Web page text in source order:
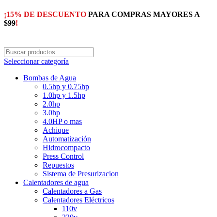
¡15% DE DESCUENTO PARA COMPRAS MAYORES A
$99!
Seleccionar categoría
Bombas de Agua
0.5hp y 0.75hp
1.0hp y 1.5hp
2.0hp
3.0hp
4.0HP o mas
Achique
Automatización
Hidrocompacto
Press Control
Repuestos
Sistema de Presurizacion
Calentadores de agua
Calentadores a Gas
Calentadores Eléctricos
110v